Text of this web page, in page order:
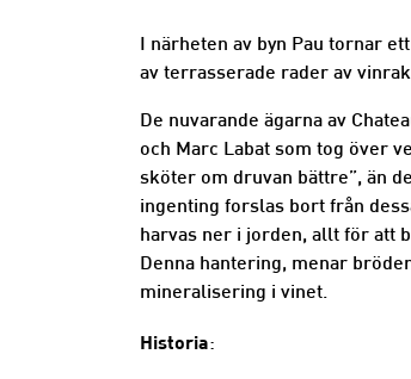
I närheten av byn Pau tornar
av terrasserade rader av
De nuvarande ägarna av
och Marc Labat som tog över
sköter om druvan bättre”, än
ingenting forslas bort från
harvas ner i jorden, allt för att
Denna hantering, menar
mineralisering i vinet.
Historia: